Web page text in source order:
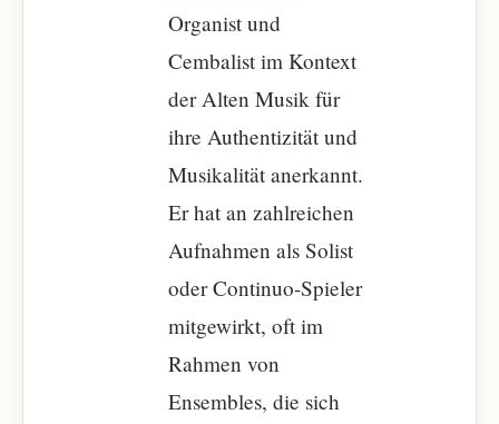
Organist und
Cembalist im Kontext
der Alten Musik für
ihre Authentizität und
Musikalität anerkannt.
Er hat an zahlreichen
Aufnahmen als Solist
oder Continuo-Spieler
mitgewirkt, oft im
Rahmen von
Ensembles, die sich